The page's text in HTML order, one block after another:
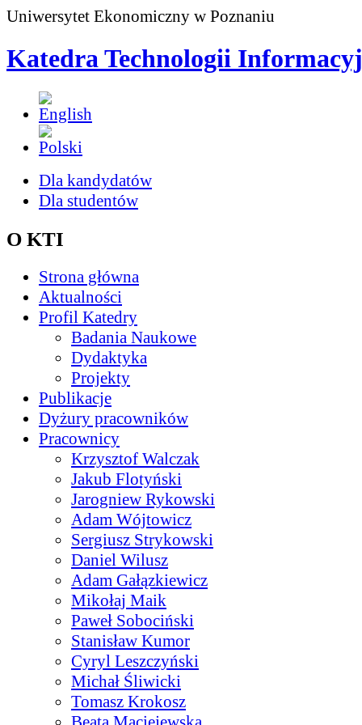
Uniwersytet Ekonomiczny w Poznaniu
Katedra Technologii
Dla kandydatów
Dla studentów
O KTI
Strona główna
Aktualności
Profil Katedry
Badania Naukowe
Dydaktyka
Projekty
Publikacje
Dyżury pracowników
Pracownicy
Krzysztof Walczak
Jakub Flotyński
Jarogniew Rykowski
Adam Wójtowicz
Sergiusz Strykowski
Daniel Wilusz
Adam Gałązkiewicz
Mikołaj Maik
Paweł Sobociński
Stanisław Kumor
Cyryl Leszczyński
Michał Śliwicki
Tomasz Krokosz